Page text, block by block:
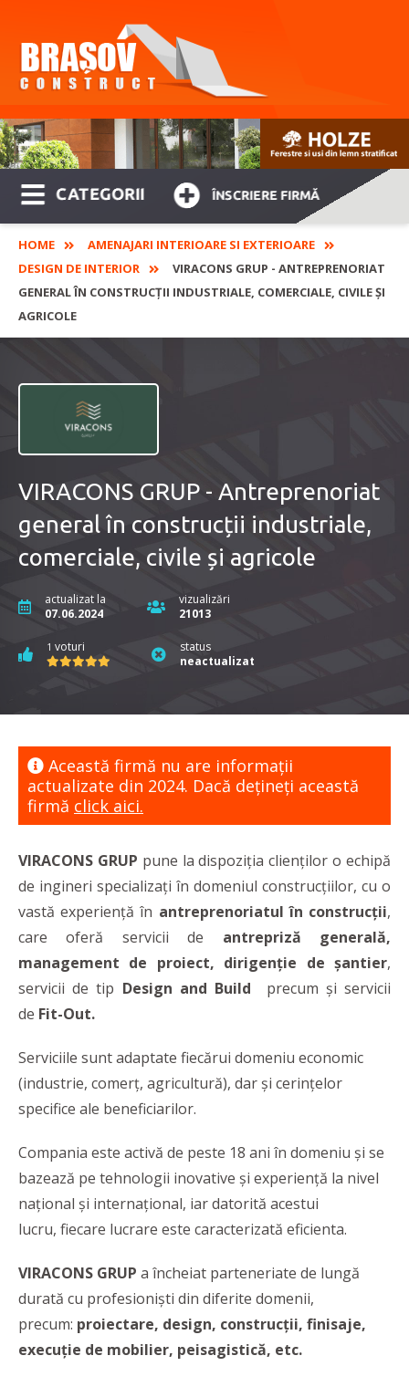
CATEGORII ÎNSCRIERE FIRMĂ
HOME
AMENAJARI INTERIOARE SI EXTERIOARE
DESIGN DE INTERIOR
VIRACONS GRUP - ANTREPRENORIAT
GENERAL ÎN CONSTRUCȚII INDUSTRIALE, COMERCIALE, CIVILE ȘI
AGRICOLE
VIRACONS GRUP - Antreprenoriat
general în construcții industriale,
comerciale, civile și agricole
actualizat la
07.06.2024
vizualizări
21013
1 voturi
status
neactualizat
Această firmă nu are informaţii
actualizate din 2024. Dacă dețineți această
firmă click aici.
VIRACONS GRUP pune la dispoziția clienților o echipă
de ingineri specializați în domeniul construcțiilor, cu o
vastă experiență în antreprenoriatul în construcţii,
care oferă servicii de antrepriză generală,
management de proiect, dirigenție de șantier,
servicii de tip Design and Build precum și servicii
de Fit-Out.
Serviciile sunt adaptate fiecărui domeniu economic
(industrie, comerț, agricultură), dar și cerințelor
specifice ale beneficiarilor.
Compania este activă de peste 18 ani în domeniu și se
bazează pe tehnologii inovative și experiență la nivel
național și internațional, iar datorită acestui
lucru, fiecare lucrare este caracterizată eficienta.
VIRACONS GRUP a încheiat parteneriate de lungă
durată cu profesioniști din diferite domenii,
precum: proiectare, design, construcții, finisaje,
execuție de mobilier, peisagistică, etc.